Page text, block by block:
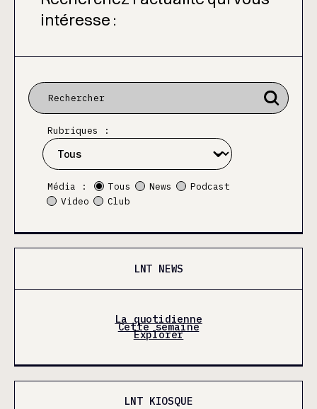
intéresse :
Rubriques :
Média : Tous News
Podcast
Video
Club
LNT NEWS
La quotidienne
Cette semaine
Explorer
LNT KIOSQUE